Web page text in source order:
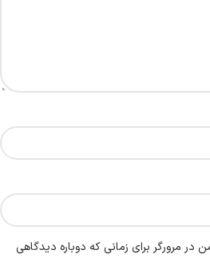
در مرورگر برای زمانی که دوباره دیدگاهی